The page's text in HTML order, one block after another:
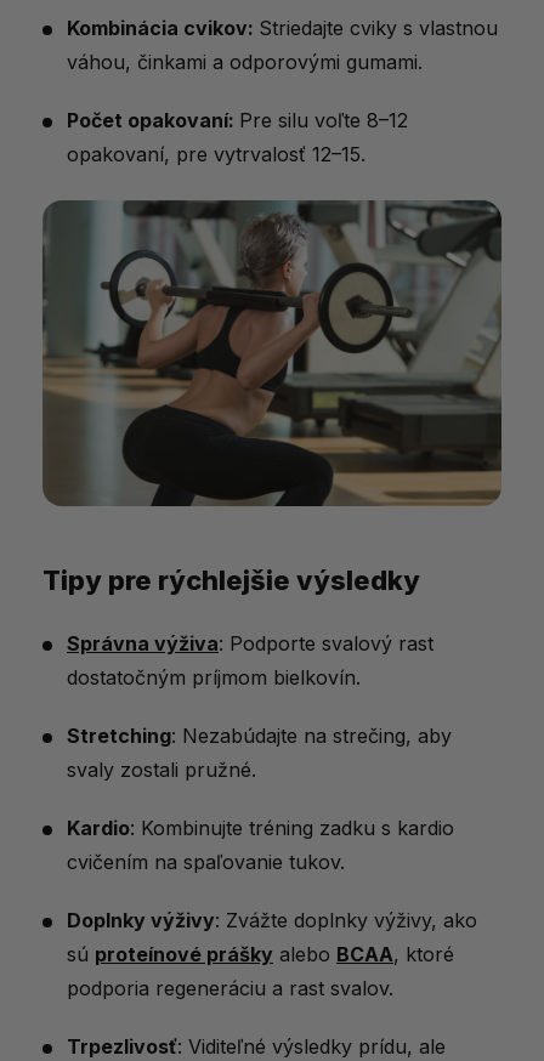
Kombinácia cvikov: Striedajte cviky s vlastnou
váhou, činkami a odporovými gumami.
Počet opakovaní: Pre silu voľte 8–12
opakovaní, pre vytrvalosť 12–15.
Tipy pre rýchlejšie výsledky
Správna výživa: Podporte svalový rast
dostatočným príjmom bielkovín.
Stretching: Nezabúdajte na strečing, aby
svaly zostali pružné.
Kardio: Kombinujte tréning zadku s kardio
cvičením na spaľovanie tukov.
Doplnky výživy: Zvážte doplnky výživy, ako
sú proteínové prášky alebo BCAA, ktoré
podporia regeneráciu a rast svalov.
Trpezlivosť: Viditeľné výsledky prídu, ale